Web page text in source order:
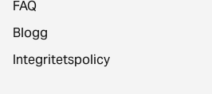
FAQ
Blogg
Integritetspolicy